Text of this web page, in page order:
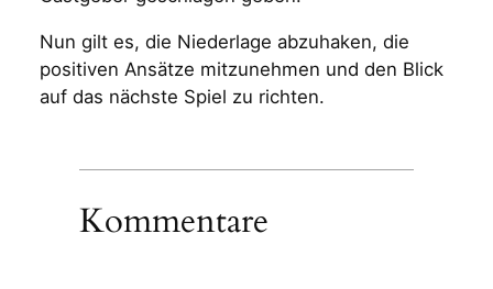
Nun gilt es, die Niederlage abzuhaken, die
positiven Ansätze mitzunehmen und den Blick
auf das nächste Spiel zu richten.
Kommentare